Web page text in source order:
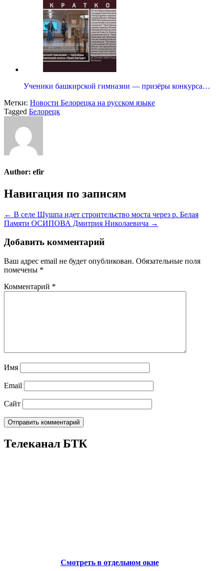
Ученики башкирской гимназии — призёры конкурса…
Метки: Новости Белорецка на русском языке
Tagged Белорецк
Author: efir
Навигация по записям
← В селе Шушпа идет строительство моста через р. Белая
Памяти ОСИПОВА Дмитрия Николаевича →
Добавить комментарий
Ваш адрес email не будет опубликован. Обязательные поля
помечены *
Комментарий *
Имя
Email
Сайт
Телеканал БТК
Смотреть в отдельном окне